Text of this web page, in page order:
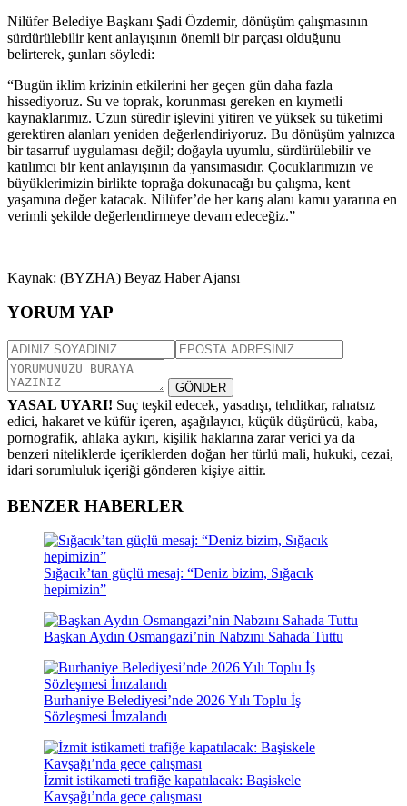
Nilüfer Belediye Başkanı Şadi Özdemir, dönüşüm çalışmasının
sürdürülebilir kent anlayışının önemli bir parçası olduğunu
belirterek, şunları söyledi:
“Bugün iklim krizinin etkilerini her geçen gün daha fazla
hissediyoruz. Su ve toprak, korunması gereken en kıymetli
kaynaklarımız. Uzun süredir işlevini yitiren ve yüksek su tüketimi
gerektiren alanları yeniden değerlendiriyoruz. Bu dönüşüm yalnızca
bir tasarruf uygulaması değil; doğayla uyumlu, sürdürülebilir ve
katılımcı bir kent anlayışının da yansımasıdır. Çocuklarımızın ve
büyüklerimizin birlikte toprağa dokunacağı bu çalışma, kent
yaşamına değer katacak. Nilüfer’de her karış alanı kamu yararına en
verimli şekilde değerlendirmeye devam edeceğiz.”
Kaynak: (BYZHA) Beyaz Haber Ajansı
YORUM YAP
GÖNDER
YASAL UYARI! Suç teşkil edecek, yasadışı, tehditkar, rahatsız
edici, hakaret ve küfür içeren, aşağılayıcı, küçük düşürücü, kaba,
pornografik, ahlaka aykırı, kişilik haklarına zarar verici ya da
benzeri niteliklerde içeriklerden doğan her türlü mali, hukuki, cezai,
idari sorumluluk içeriği gönderen kişiye aittir.
BENZER HABERLER
Sığacık’tan güçlü mesaj: “Deniz bizim, Sığacık
hepimizin”
Başkan Aydın Osmangazi’nin Nabzını Sahada Tuttu
Burhaniye Belediyesi’nde 2026 Yılı Toplu İş
Sözleşmesi İmzalandı
İzmit istikameti trafiğe kapatılacak: Başiskele
Kavşağı’nda gece çalışması